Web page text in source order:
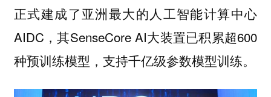
正式建成了亚洲最大的人工智能计算中心
AIDC，其SenseCore AI大装置已积累超600
种预训练模型，支持千亿级参数模型训练。